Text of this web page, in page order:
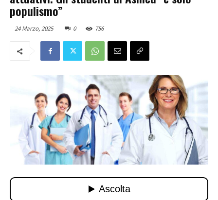
populismo”
24 Marzo, 2025 0 756